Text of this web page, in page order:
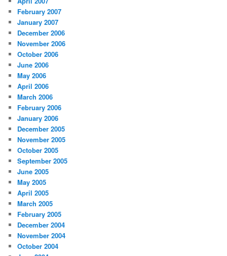
February 2007
January 2007
December 2006
November 2006
October 2006
June 2006
May 2006
April 2006
March 2006
February 2006
January 2006
December 2005
November 2005
October 2005
September 2005
June 2005
May 2005
April 2005
March 2005
February 2005
December 2004
November 2004
October 2004